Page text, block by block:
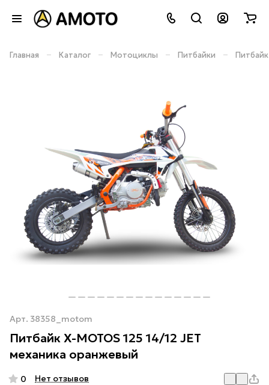
Главная – Каталог – Мотоциклы – Питбайки –
Арт. 38358_motom
Питбайк X-MOTOS 125 14/12 JET
механика оранжевый
0 Нет отзывов